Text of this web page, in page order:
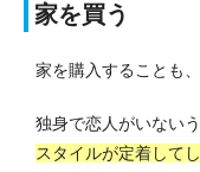
家を買う
家を購入することも
独身で恋人がいない
スタイルが定着して